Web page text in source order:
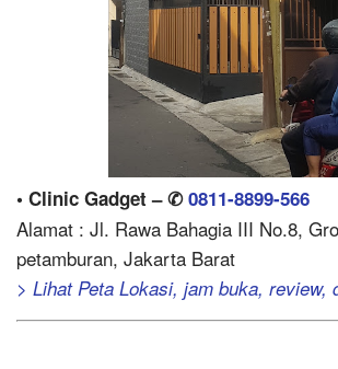
• Clinic Gadget – ✆0811-8899-566
Alamat : Jl. Rawa Bahagia III No.8,
petamburan, Jakarta Barat
> Lihat Peta Lokasi, jam buka, review,